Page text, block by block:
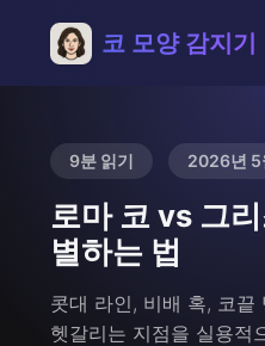
코 모양 감지기
9분 읽기 2026년 5
로마 코 vs 그
별하는 법
콧대 라인, 비배 혹, 코끝
헷갈리는 지점을 실용적